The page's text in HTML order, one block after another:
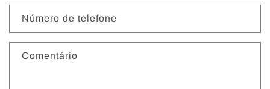
Número de telefone
Comentário